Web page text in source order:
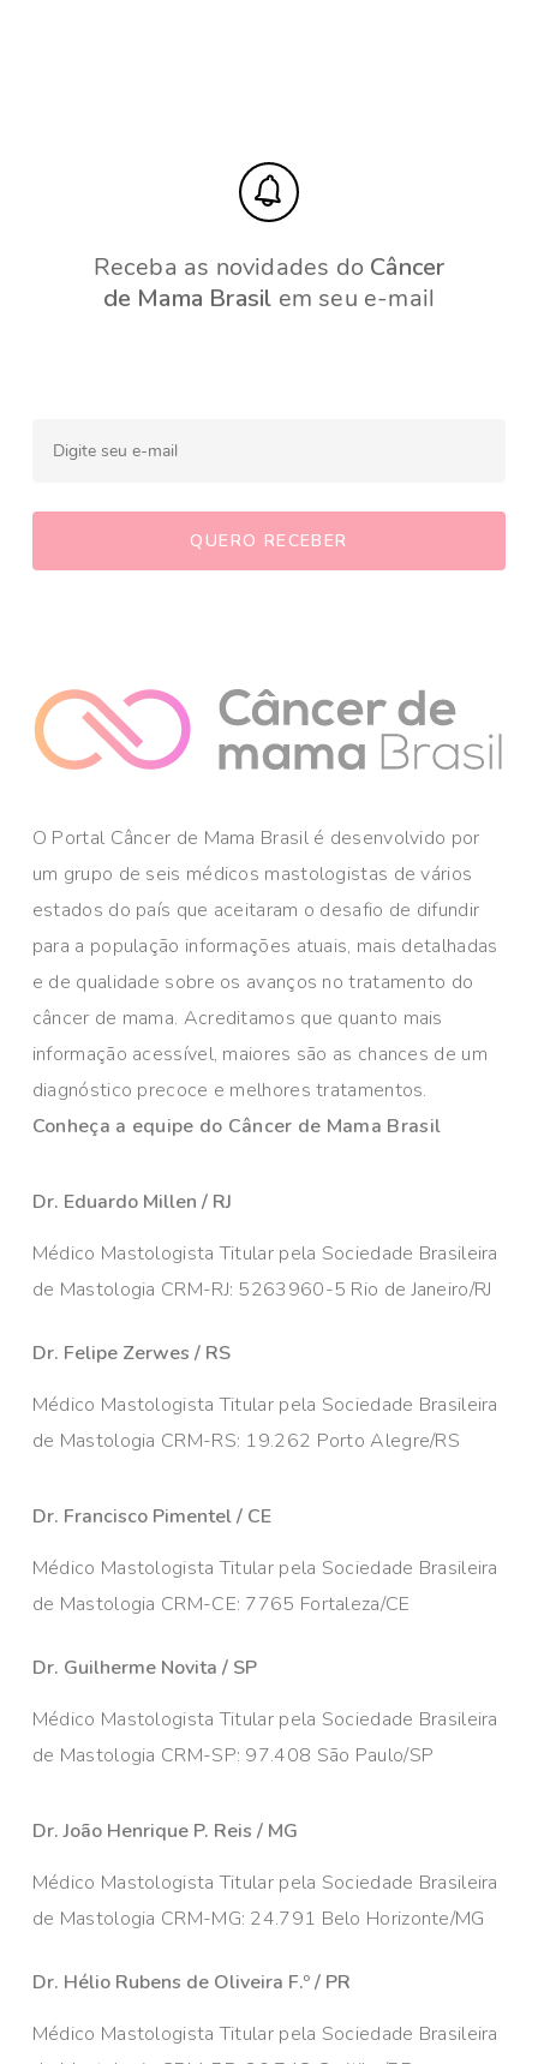
Receba as novidades do Câncer
de Mama Brasil em seu e-mail
O Portal Câncer de Mama Brasil é desenvolvido por
um grupo de seis médicos mastologistas de vários
estados do país que aceitaram o desafio de difundir
para a população informações atuais, mais detalhadas
e de qualidade sobre os avanços no tratamento do
câncer de mama. Acreditamos que quanto mais
informação acessível, maiores são as chances de um
diagnóstico precoce e melhores tratamentos.
Conheça a equipe do Câncer de Mama Brasil
Dr. Eduardo Millen / RJ
Médico Mastologista Titular pela Sociedade Brasileira
de Mastologia CRM-RJ: 5263960-5 Rio de Janeiro/RJ
Dr. Felipe Zerwes / RS
Médico Mastologista Titular pela Sociedade Brasileira
de Mastologia CRM-RS: 19.262 Porto Alegre/RS
Dr. Francisco Pimentel / CE
Médico Mastologista Titular pela Sociedade Brasileira
de Mastologia CRM-CE: 7765 Fortaleza/CE
Dr. Guilherme Novita / SP
Médico Mastologista Titular pela Sociedade Brasileira
de Mastologia CRM-SP: 97.408 São Paulo/SP
Dr. João Henrique P. Reis / MG
Médico Mastologista Titular pela Sociedade Brasileira
de Mastologia CRM-MG: 24.791 Belo Horizonte/MG
Dr. Hélio Rubens de Oliveira F.º / PR
Médico Mastologista Titular pela Sociedade Brasileira